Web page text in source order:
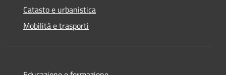
Catasto e urbanistica
Mobilità e trasporti